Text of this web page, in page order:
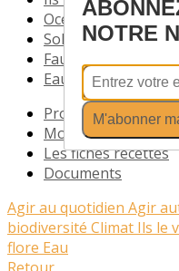
Océans
Sols
Faune & flore
Eau
Profil
Mode d'emploi
Les fiches recettes
Documents
Agir au quotidien Agir
biodiversité Climat Ils le
flore Eau
NOTRE
M'abonner